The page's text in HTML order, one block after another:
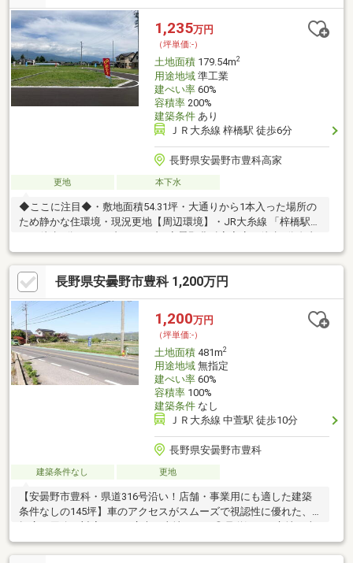
1,235万円
（坪単価:-）
土地面積179.54m2
用途地域準工業
建ぺい率60%
容積率200%
建築条件あり
ＪＲ大糸線 梓橋駅 徒歩6分
長野県安曇野市豊科高家
更地 本下水
◆ここに注目◆・敷地面積54.31坪・大通りから1本入った場所の
ため静かな住環境・現況更地【周辺環境】・JR大糸線 「梓橋駅」
設計の注文住宅を建築できます。（ヤマダホームズ施工） 建物プ
ラン作成いたします。【お電話が苦手な方でも、安心なネット予
約可能！他プランもご提案いたします】ネット上だと不安... 「プ
ロ目線で見る、土地選びのポイント」を現地で体感しませんか。
現地に足を運んでこそ感じられる安心と納得があります。「来場
予約」または「下部のカレンダー」より、簡単にネット予約が可
能です。
長野県安曇野市豊科 1,200万円
1,200万円
（坪単価:-）
土地面積481m2
用途地域無指定
建ぺい率60%
容積率100%
建築条件なし
ＪＲ大糸線 中萱駅 徒歩10分
長野県安曇野市豊科
建築条件なし 更地
【安曇野市豊科・県道316号沿い！店舗・事業用にも適した建築
条件なしの145坪】車のアクセスがスムーズで視認性に優れた、
の出し入れがしやすく、店舗やオフィス・事業用地としての利用
にも適しています。◎広々とした145坪の敷地は、お好きなハウ